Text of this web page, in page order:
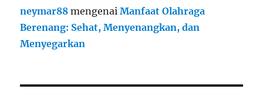
neymar88 mengenaiManfaat Olahraga
Berenang: Sehat, Menyenangkan, dan
Menyegarkan